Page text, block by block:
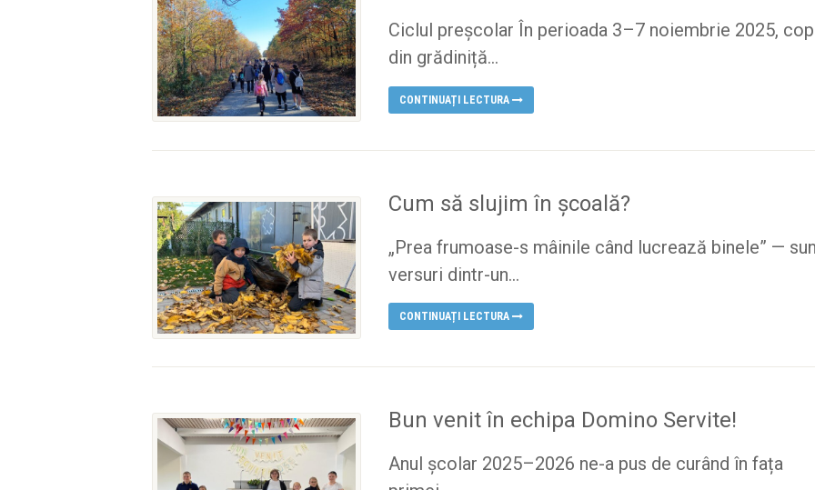
Ciclul preșcolar În perioada 3–7 noiembrie 2025,
din grădiniță...
CONTINUAȚI LECTURA
Cum să slujim în școală?
„Prea frumoase-s mâinile când lucrează binele” —
versuri dintr-un...
CONTINUAȚI LECTURA
Bun venit în echipa Domino Servite!
Anul școlar 2025–2026 ne-a pus de curând în fața